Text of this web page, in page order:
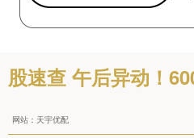
股速查 午后异动！
网站：天宇优配